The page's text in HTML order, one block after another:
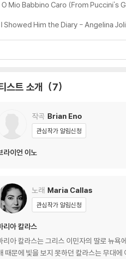
O Mio Babbino Caro (From Puccini's
I Showed Him the Diary - Angelina
스트 소개 7
작곡 Brian Eno
관심작가 알림신청
라이언 이노
노래 Maria Callas
관심작가 알림신청
리아 칼라스
리아 칼라스는 그리스 이민자의 딸로 뉴욕
때문에 빛을 보지 못하던 칼라스는 무대